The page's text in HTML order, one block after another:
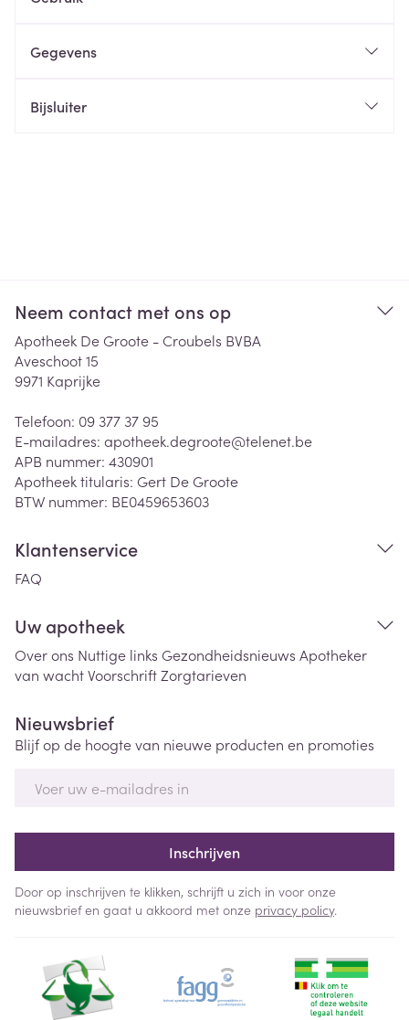
Gegevens
Bijsluiter
Neem contact met ons op
Apotheek De Groote - Croubels BVBA
Aveschoot 15
9971 Kaprijke
Telefoon: 09 377 37 95
E-mailadres: apotheek.degroote@telenet.be
APB nummer: 430901
Apotheek titularis: Gert De Groote
BTW nummer: BE0459653603
Klantenservice
FAQ
Uw apotheek
Over ons Nuttige links Gezondheidsnieuws Apotheker
van wachtVoorschriftZorgtarieven
Nieuwsbrief
Blijf op de hoogte van nieuwe producten en promoties
Inschrijven
Door op inschrijven te klikken, schrijft u zich in voor onze
nieuwsbrief en gaat u akkoord met onze privacy policy.